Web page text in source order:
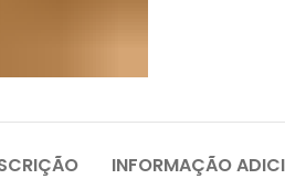
INFORMAÇÃO